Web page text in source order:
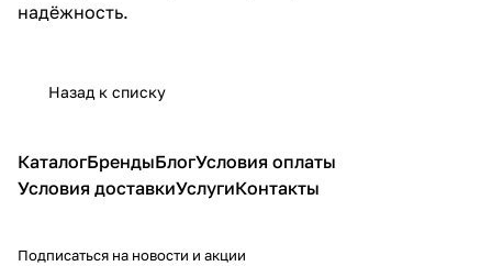
надёжность.
Назад к списку
КаталогБрендыБлогУсловия оплаты
Условия доставкиУслугиКонтакты
Подписаться на новости и акции